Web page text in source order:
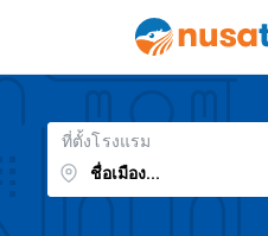
ที่ตั้งโรงแรม